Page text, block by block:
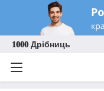
𝟏𝟎𝟎𝟎 Дрібниць